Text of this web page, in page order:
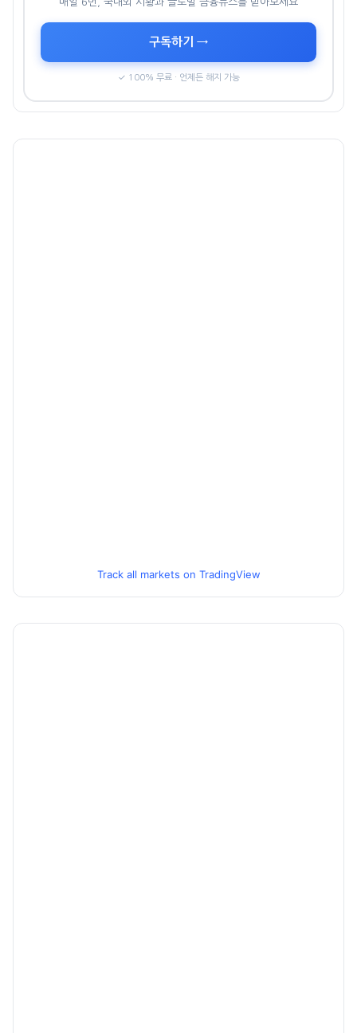
매일 6번, 국내외 시황과 글로벌 금융뉴스를 받아보세요
구독하기 →
✓ 100% 무료 · 언제든 해지 가능
Track all markets on TradingView